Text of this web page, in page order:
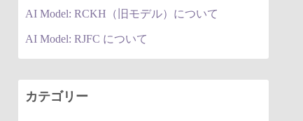
AI Model: RCKH（旧モデル）について
AI Model: RJFC について
カテゴリー